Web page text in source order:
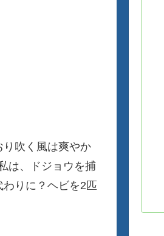
吹く風は爽やか
は、ドジョウを捕
りに？ヘビを2匹